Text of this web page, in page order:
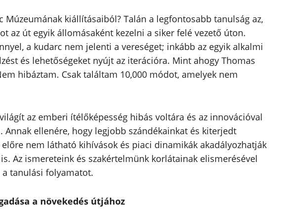
kiállításaiból? Talán a legfontosabb tanulság az,
az út egyik állomásaként kezelni a siker felé vezető úton.
a kudarc nem jelenti a vereséget; inkább az egyik alkalmi
és lehetőségeket nyújt az iterációra. Mint ahogy Thomas
hibáztam. Csak találtam 10,000 módot, amelyek nem
az emberi ítélőképesség hibás voltára és az innovációval
ellenére, hogy legjobb szándékainkat és kiterjedt
nem látható kihívások és piaci dinamikák akadályozhatják
Az ismereteink és szakértelmünk korlátainak elismerésével
tanulási folyamatot.
a növekedés útjához